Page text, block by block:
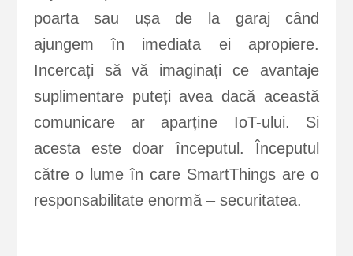
poarta sau ușa de la garaj când
ajungem în imediata ei apropiere.
Incercați să vă imaginați ce avantaje
suplimentare puteți avea dacă această
comunicare ar aparține IoT-ului. Si
acesta este doar începutul. Începutul
către o lume în care SmartThings are o
responsabilitate enormă – securitatea.